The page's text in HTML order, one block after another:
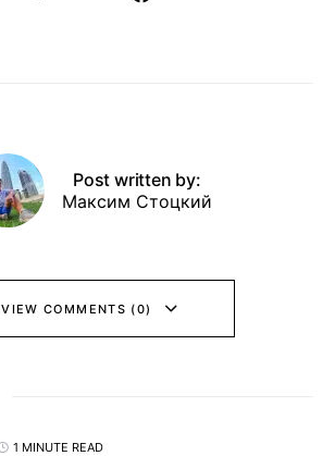
Post written by:
Максим Стоцкий
VIEW COMMENTS (0)
1 MINUTE READ